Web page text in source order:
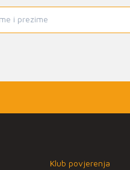
Klub povjerenja